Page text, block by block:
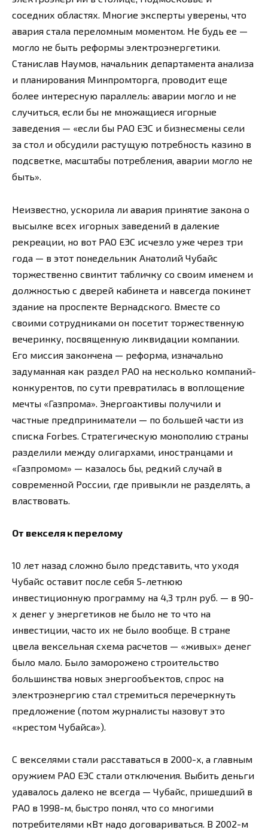
соседних областях. Многие эксперты уверены, что
авария стала переломным моментом. Не будь ее —
могло не быть реформы электроэнергетики.
Станислав Наумов, начальник департамента анализа
и планирования Минпромторга, проводит еще
более интересную параллель: аварии могло и не
случиться, если бы не множащиеся игорные
заведения — «если бы РАО ЕЭС и бизнесмены сели
за стол и обсудили растущую потребность казино в
подсветке, масштабы потребления, аварии могло не
быть».
Неизвестно, ускорила ли авария принятие закона о
высылке всех игорных заведений в далекие
рекреации, но вот РАО ЕЭС исчезло уже через три
года — в этот понедельник Анатолий Чубайс
торжественно свинтит табличку со своим именем и
должностью с дверей кабинета и навсегда покинет
здание на проспекте Вернадского. Вместе со
своими сотрудниками он посетит торжественную
вечеринку, посвященную ликвидации компании.
Его миссия закончена — реформа, изначально
задуманная как раздел РАО на несколько компаний-
конкурентов, по сути превратилась в воплощение
мечты «Газпрома». Энергоактивы получили и
частные предприниматели — по большей части из
списка Forbes. Стратегическую монополию страны
разделили между олигархами, иностранцами и
«Газпромом» — казалось бы, редкий случай в
современной России, где привыкли не разделять, а
властвовать.
От векселя к перелому
10 лет назад сложно было представить, что уходя
Чубайс оставит после себя 5-летнюю
инвестиционную программу на 4,3 трлн руб. — в 90-
х денег у энергетиков не было не то что на
инвестиции, часто их не было вообще. В стране
цвела вексельная схема расчетов — «живых» денег
было мало. Было заморожено строительство
большинства новых энергообъектов, спрос на
электроэнергию стал стремиться перечеркнуть
предложение (потом журналисты назовут это
«крестом Чубайса»).
С векселями стали расставаться в 2000-х, а главным
оружием РАО ЕЭС стали отключения. Выбить деньги
удавалось далеко не всегда — Чубайс, пришедший в
РАО в 1998-м, быстро понял, что со многими
потребителями кВт надо договариваться. В 2002-м